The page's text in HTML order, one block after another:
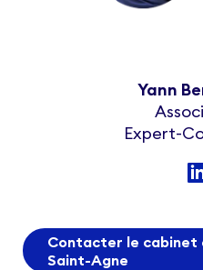
Yann
Expert-
Contacter le cabinet
Saint-Agne